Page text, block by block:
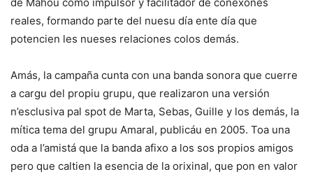
reales, formando parte del nuesu día ente día que
potencien les nueses relaciones colos demás.
Amás, la campaña cunta con una banda sonora que cuerre
a cargu del propiu grupu, que realizaron una versión
n’esclusiva pal spot de Marta, Sebas, Guille y los demás, la
mítica tema del grupu Amaral, publicáu en 2005. Toa una
oda a l’amistá que la banda afixo a los sos propios amigos
pero que caltien la esencia de la orixinal, que pon en valor